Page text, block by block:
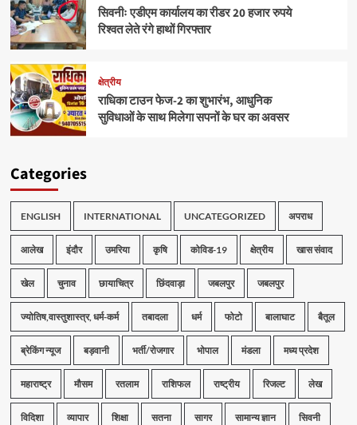
सिवनीः एडीएम कार्यालय का रीडर 20 हजार रुपये
रिश्वत लेते रंगे हाथों गिरफ्तार
क्षेत्रीय
राधिका टाउन फेज-2 का शुभारंभ, आधुनिक
सुविधाओं के साथ मिलेगा सपनों के घर का अवसर
Categories
ENGLISH INTERNATIONAL UNCATEGORIZED अपराध
आलेख इंदौर उमरिया कृषि कोविड-19 क्षेत्रीय खास संवाद
खेल चुनाव छायाचित्र छिंदवाड़ा जबलपुर जबलपुर
ज्योतिष,वास्तुशास्त्र, धर्म-कर्म तबादला धर्म फोटो बालाघाट बैतूल
ब्रेकिंग न्यूज बड़वानी भर्ती/रोजगार भोपाल मंडला मध्य प्रदेश
महाराष्ट्र मौसम रतलाम राशिफल राष्ट्रीय रिजल्ट लेख
विदिशा व्यापार शिक्षा सतना सागर सामान्य ज्ञान सिवनी